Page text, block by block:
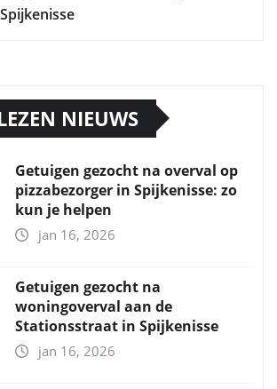
NIEUWS
Getuigen gezocht na overval op
pizzabezorger in Spijkenisse: zo
kun je helpen
jan 16, 2026
Getuigen gezocht na
woningoverval aan de
Stationsstraat in Spijkenisse
jan 16, 2026